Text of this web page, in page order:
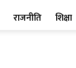
राजनीति शिक्षा